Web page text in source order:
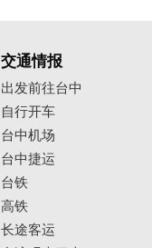
交通情报
出发前往台中
自行开车
台中机场
台中捷运
台铁
高铁
长途客运